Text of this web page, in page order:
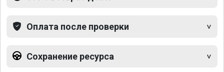
Оплата после проверки
Сохранение ресурса